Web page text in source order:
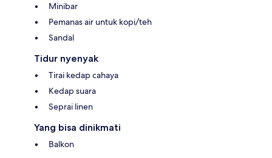
Minibar
Pemanas air untuk kopi/teh
Sandal
Tidur nyenyak
Tirai kedap cahaya
Kedap suara
Seprai linen
Yang bisa dinikmati
Balkon